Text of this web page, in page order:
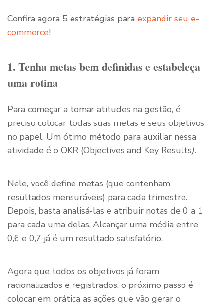
Confira agora 5 estratégias para expandir seu e-
commerce!
1. Tenha metas bem definidas e estabeleça
uma rotina
Para começar a tomar atitudes na gestão, é
preciso colocar todas suas metas e seus objetivos
no papel. Um ótimo método para auxiliar nessa
atividade é o OKR (Objectives and Key Results).
Nele, você define metas (que contenham
resultados mensuráveis) para cada trimestre.
Depois, basta analisá-las e atribuir notas de 0 a 1
para cada uma delas. Alcançar uma média entre
0,6 e 0,7 já é um resultado satisfatório.
Agora que todos os objetivos já foram
racionalizados e registrados, o próximo passo é
colocar em prática as ações que vão gerar o